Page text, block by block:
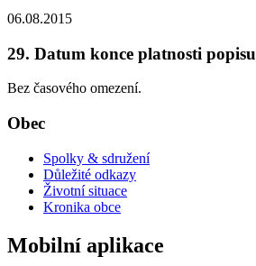
06.08.2015
29. Datum konce platnosti popisu
Bez časového omezení.
Obec
Spolky & sdružení
Důležité odkazy
Životní situace
Kronika obce
Mobilní aplikace